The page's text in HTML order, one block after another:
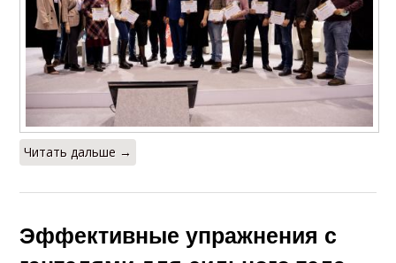
Читать дальше →
Эффективные упражнения с